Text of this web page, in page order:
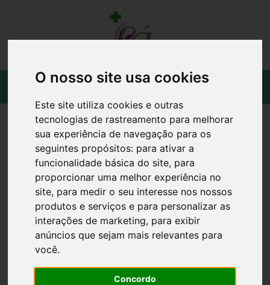
O nosso site usa cookies
Este site utiliza cookies e outras
tecnologias de rastreamento para melhorar
sua experiência de navegação para os
seguintes propósitos: para ativar a
funcionalidade básica do site, para
proporcionar uma melhor experiência no
site, para medir o seu interesse nos nossos
produtos e serviços e para personalizar as
interações de marketing, para exibir
anúncios que sejam mais relevantes para
você.
Concordo